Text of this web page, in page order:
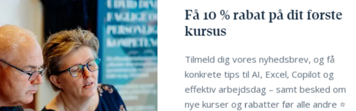
Få 10 % rabat på dit første
kursus
Tilmeld dig vores nyhedsbrev, og få
konkrete tips til AI, Excel, Copilot og
effektiv arbejdsdag – samt besked om
nye kurser og rabatter før alle andre ⭐️